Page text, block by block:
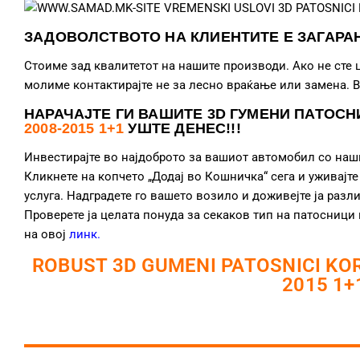
ЗАДОВОЛСТВОТО НА КЛИЕНТИТЕ Е
Стоиме зад квалитетот на нашите производи. Ако не
молиме контактирајте не за лесно враќање или замена.
НАРАЧАЈТЕ ГИ ВАШИТЕ 3D ГУМЕНИ
2008-2015 1+1 УШТЕ ДЕНЕС!!!
Инвестирајте во најдоброто за вашиот автомобил со
Кликнете на копчето „Додај во Кошничка“ сега и
услуга. Надградете го вашето возило и доживејте ја
Проверете ја целата понуда за секаков тип на
на овој линк.
ROBUST 3D GUMENI PATOSNICI
2015